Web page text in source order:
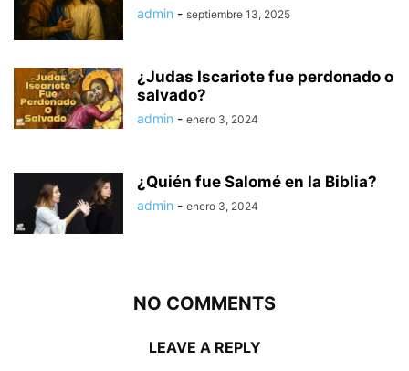
admin - septiembre 13, 2025
¿Judas Iscariote fue perdonado o
salvado?
admin - enero 3, 2024
¿Quién fue Salomé en la Biblia?
admin - enero 3, 2024
NO COMMENTS
LEAVE A REPLY